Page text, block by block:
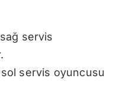
sağ servis
sol servis oyuncusu